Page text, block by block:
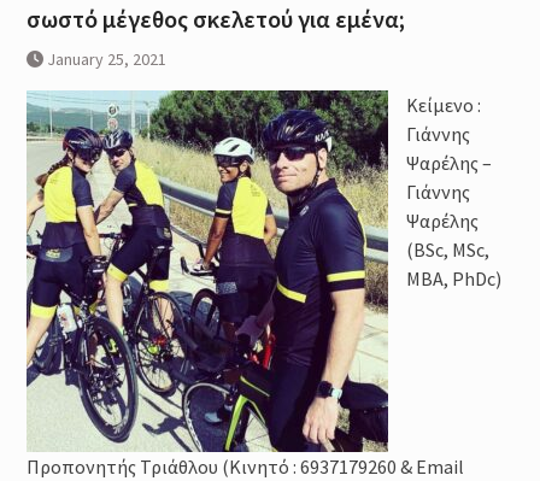
σωστό μέγεθος σκελετού για εμένα;
January 25, 2021
Κείμενο :
Γιάννης
Ψαρέλης –
Γιάννης
Ψαρέλης
(BSc, MSc,
MBA, PhDc)
Προπονητής Τριάθλου (Κινητό : 6937179260 & Email